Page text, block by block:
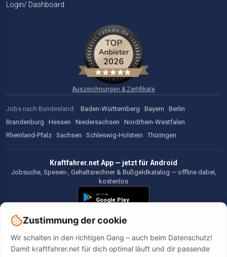
Login/ Dashboard
Auszeichnungen & Zertifikate
Jobs nach Bundesland: Baden-Württemberg · Bayern · Berlin ·
Brandenburg · Hessen · Niedersachsen · Nordrhein-Westfalen ·
Rheinland-Pfalz · Sachsen · Schleswig-Holstein · Thüringen
Kraftfahrer.net App — jetzt für Android
Jobsuche, Spesen-, Gehaltsrechner & Bußgeldkatalog — offline dabei,
kostenlos
©2026 Kraftfahrer.net. Alle Rechte vorbehalten.
Zustimmung der cookie
Wir schalten in den richtigen Gang – auch beim Datenschutz!
Damit kraftfahrer.net für dich optimal läuft und dir passende